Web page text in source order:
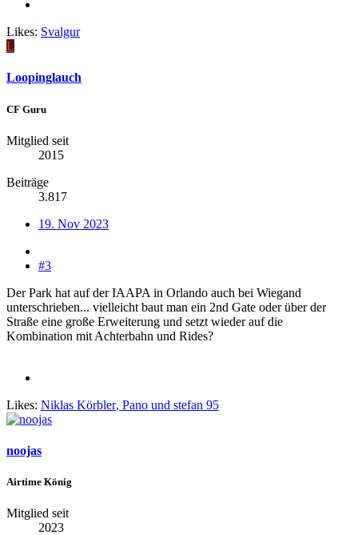
Likes: Svalgur
L
Loopinglauch
CF Guru
Mitglied seit
2015
Beiträge
3.817
19. Nov 2023
#3
Der Park hat auf der IAAPA in Orlando auch bei Wiegand
unterschrieben... vielleicht baut man ein 2nd Gate oder über der
Straße eine große Erweiterung und setzt wieder auf die
Kombination mit Achterbahn und Rides?
Likes: Niklas Körbler, Pano und stefan 95
noojas
Airtime König
Mitglied seit
2023